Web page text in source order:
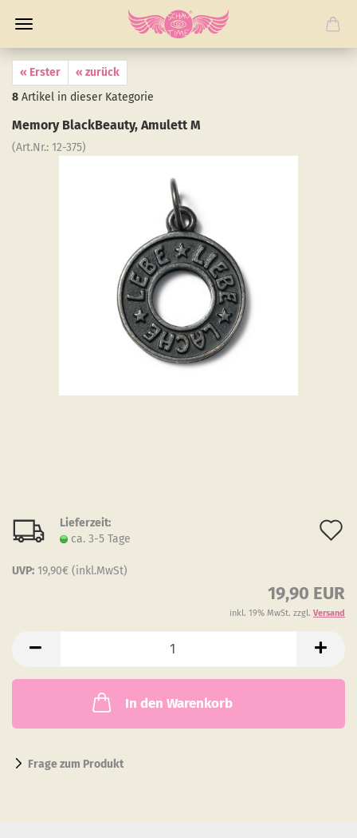
« Erster
« zurück
8 Artikel in dieser Kategorie
Me­mo­ry Black­Be­au­ty, Amu­lett M
(Art.Nr.: 12-​375)
Lieferzeit:
ca. 3-5 Tage
UVP: 19,90€ (inkl.MwSt)
19,90 EUR
inkl. 19% MwSt. zzgl. Versand
In den Warenkorb
Frage zum Produkt